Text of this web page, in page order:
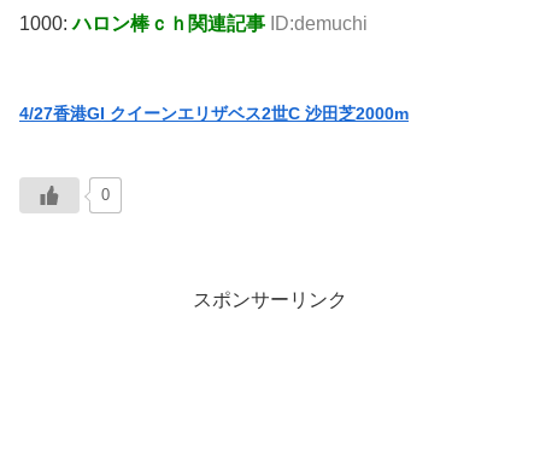
1000:ハロン棒ｃｈ関連記事 ID:demuchi
4/27香港GI クイーンエリザベス2世C 沙田芝2000m
0
スポンサーリンク